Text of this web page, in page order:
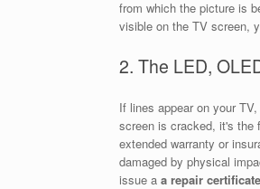
from which the picture is
visible on the TV screen,
2. The LED,
If lines appear on your
screen is cracked, it's the
extended warranty or
damaged by physical
issue a a repair